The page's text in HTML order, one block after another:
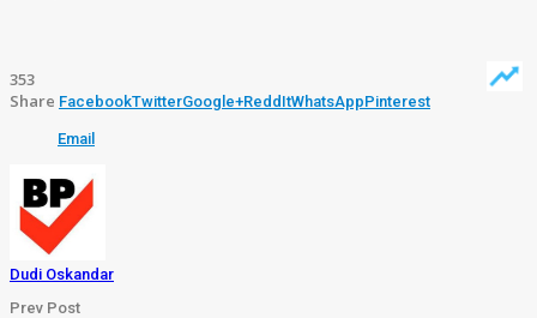
353
Share FacebookTwitterGoogle+ReddItWhatsAppPinterest
Email
Dudi Oskandar
Prev Post